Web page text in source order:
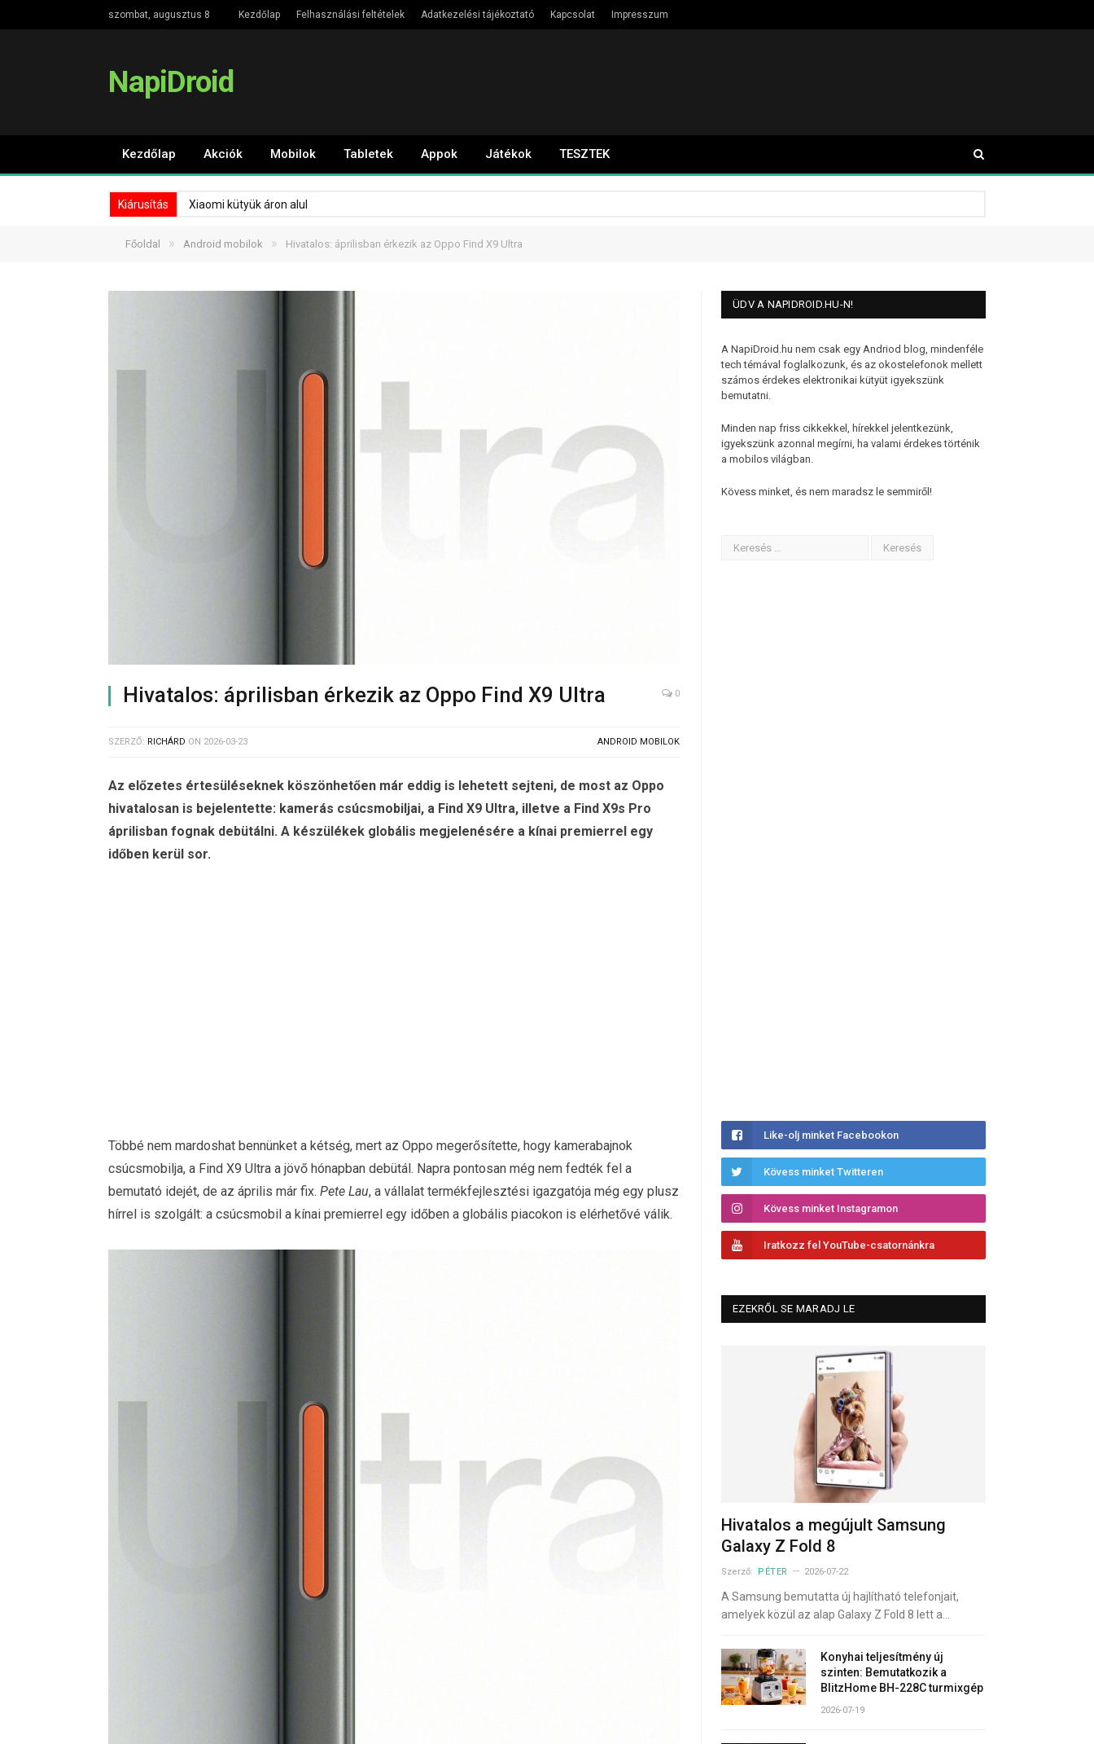
szombat, augusztus 8 Kezdőlap Felhasználási feltételek Adatkezelési tájékoztató Kapcsolat Impresszum
NapiDroid
Kezdőlap Akciók Mobilok Tabletek Appok Játékok TESZTEK
Kiárusítás Xiaomi kütyük áron alul
Főoldal » Android mobilok » Hivatalos: áprilisban érkezik az Oppo Find X9 Ultra
Hivatalos: áprilisban érkezik az Oppo Find X9 Ultra 0
SZERZŐ: RICHÁRD ON 2026-03-23 ANDROID MOBILOK
Az előzetes értesüléseknek köszönhetően már eddig is lehetett sejteni, de most az Oppo
hivatalosan is bejelentette: kamerás csúcsmobiljai, a Find X9 Ultra, illetve a Find X9s Pro
áprilisban fognak debütálni. A készülékek globális megjelenésére a kínai premierrel egy
időben kerül sor.
Többé nem mardoshat bennünket a kétség, mert az Oppo megerősítette, hogy kamerabajnok
csúcsmobilja, a Find X9 Ultra a jövő hónapban debütál. Napra pontosan még nem fedték fel a
bemutató idejét, de az április már fix. Pete Lau, a vállalat termékfejlesztési igazgatója még egy plusz
hírrel is szolgált: a csúcsmobil a kínai premierrel egy időben a globális piacokon is elérhetővé válik.
ÜDV A NAPIDROID.HU-N!
A NapiDroid.hu nem csak egy Andriod blog, mindenféle
tech témával foglalkozunk, és az okostelefonok mellett
számos érdekes elektronikai kütyüt igyekszünk
bemutatni.
Minden nap friss cikkekkel, hírekkel jelentkezünk,
igyekszünk azonnal megírni, ha valami érdekes történik
a mobilos világban.
Kövess minket, és nem maradsz le semmiről!
Like-olj minket Facebookon
Kövess minket Twitteren
Kövess minket Instagramon
Iratkozz fel YouTube-csatornánkra
EZEKRŐL SE MARADJ LE
Hivatalos a megújult Samsung
Galaxy Z Fold 8
Szerző: PÉTER 2026-07-22
A Samsung bemutatta új hajlítható telefonjait,
amelyek közül az alap Galaxy Z Fold 8 lett a…
Konyhai teljesítmény új
szinten: Bemutatkozik a
BlitzHome BH-228C turmixgép
2026-07-19